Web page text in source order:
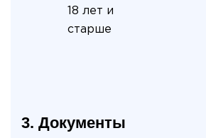
18 лет и
старше
3. Документы